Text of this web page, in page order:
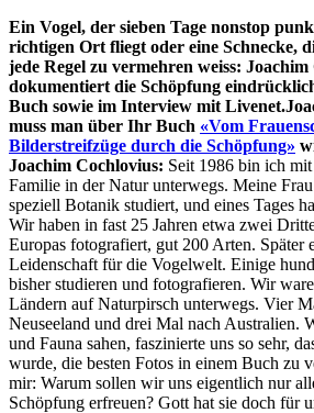
Ein Vogel, der sieben Tage nonstop
richtigen Ort fliegt oder eine Schnecke,
jede Regel zu vermehren weiss:
dokumentiert die Schöpfung
Buch sowie im Interview mit
muss man über Ihr Buch «Vom
Bilderstreifzüge durch die Schöpfung»
Joachim Cochlovius: Seit 1986 bin ich
Familie in der Natur unterwegs. Meine
speziell Botanik studiert, und eines Tages
Wir haben in fast 25 Jahren etwa zwei
Europas fotografiert, gut 200 Arten. Später
Leidenschaft für die Vogelwelt. Einige
bisher studieren und fotografieren. Wir
Ländern auf Naturpirsch unterwegs. Vier
Neuseeland und drei Mal nach Australien.
und Fauna sahen, faszinierte uns so sehr,
wurde, die besten Fotos in einem Buch zu
mir: Warum sollen wir uns eigentlich nur
Schöpfung erfreuen? Gott hat sie doch für